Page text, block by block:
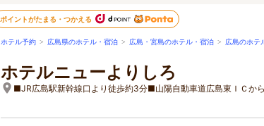
ポイントがたまる・つかえる
ホテル予約 > 広島県のホテル・宿泊 > 広島・宮島のホテル・宿泊 > 広島のホテ
ホテルニューよりしろ
■JR広島駅新幹線口より徒歩約3分■山陽自動車道広島東ＩＣか